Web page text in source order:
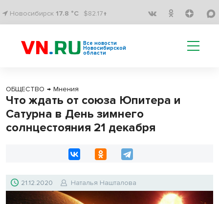
Новосибирск 17.8 °C $82.17↑
Все новости
Новосибирской
области
ОБЩЕСТВО → Мнения
Что ждать от союза Юпитера и
Сатурна в День зимнего
солнцестояния 21 декабря
21.12.2020 Наталья Нашталова